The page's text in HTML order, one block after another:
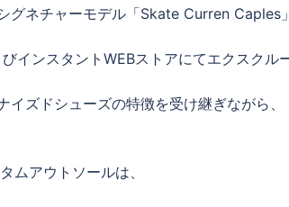
ネチャーモデル「Skate Curren Caples
ンスタントWEBストアにてエクスクル
ズドシューズの特徴を受け継ぎながら
ムアウトソールは、